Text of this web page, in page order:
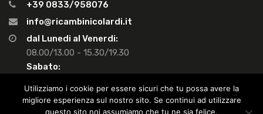
+39 0833/958076
info@ricambinicolardi.it
dal Lunedi al Venerdi:
08.00/13.00 - 15.30/19.30
Sabato:
Utilizziamo i cookie per essere sicuri che tu possa avere la
migliore esperienza sul nostro sito. Se continui ad utilizzare
questo sito noi assumiamo che tu ne sia felice.